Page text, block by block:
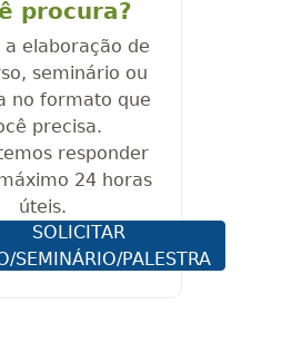
procura?
a elaboração de
seminário ou
no formato que
precisa.
responder
24 horas
úteis.
SOLICITAR
SEMINÁRIO/PALESTRA